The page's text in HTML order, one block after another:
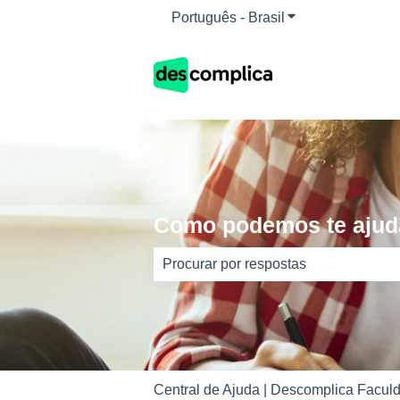
Português - Brasil Mostrar submenu
Como podemos te
Não há sugestões porque o campo
Central de Ajuda | Descomplica